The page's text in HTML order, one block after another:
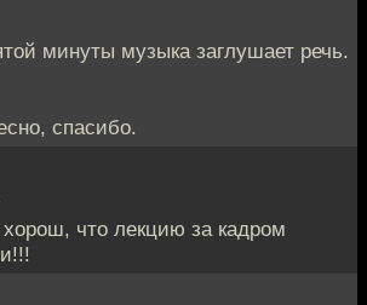
минуты музыка заглушает речь.
спасибо.
хорош, что лекцию за кадром